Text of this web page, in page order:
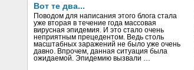
Вот те два...
Поводом для написания этого блога стала
уже вторая в течение года массовая
вирусная эпидемия. И это стало очень
неприятным прецедентом. Ведь столь
масштабных заражений не было уже очень
давно. Впрочем, данная ситуация была
ожидаемой. Эпидемию вызвали …